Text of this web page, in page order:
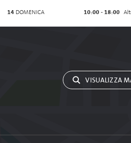
14 DOMENICA 10:00 - 18:00
VISUALIZZA